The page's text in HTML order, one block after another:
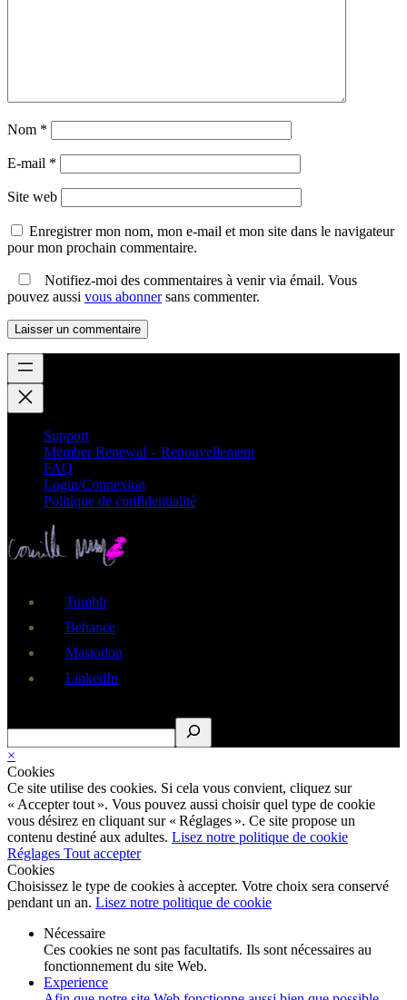
Nom *
E-mail *
Site web
Enregistrer mon nom, mon e-mail et mon site dans le navigateur
pour mon prochain commentaire.
Notifiez-moi des commentaires à venir via émail. Vous
pouvez aussi vous abonnersans commenter.
Support
Member Renewal – Renouvellement
FAQ
Login/Connexion
Politique de confidentialité
Tumblr
Behance
Mastodon
LinkedIn
×
Cookies
Ce site utilise des cookies. Si cela vous convient, cliquez sur
« Accepter tout ». Vous pouvez aussi choisir quel type de cookie
vous désirez en cliquant sur « Réglages ». Ce site propose un
contenu destiné aux adultes. Lisez notre politique de cookie
Réglages Tout accepter
Cookies
Choisissez le type de cookies à accepter. Votre choix sera conservé
pendant un an. Lisez notre politique de cookie
Nécessaire
Ces cookies ne sont pas facultatifs. Ils sont nécessaires au
fonctionnement du site Web.
Experience